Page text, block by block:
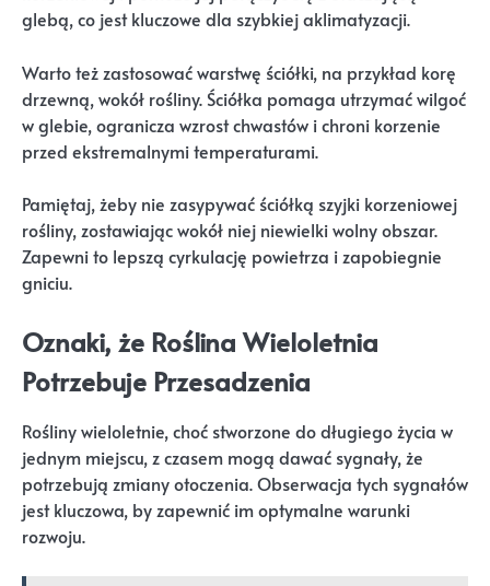
glebą, co jest kluczowe dla szybkiej aklimatyzacji.
Warto też zastosować warstwę ściółki, na przykład korę
drzewną, wokół rośliny. Ściółka pomaga utrzymać wilgoć
w glebie, ogranicza wzrost chwastów i chroni korzenie
przed ekstremalnymi temperaturami.
Pamiętaj, żeby nie zasypywać ściółką szyjki korzeniowej
rośliny, zostawiając wokół niej niewielki wolny obszar.
Zapewni to lepszą cyrkulację powietrza i zapobiegnie
gniciu.
Oznaki, że Roślina Wieloletnia
Potrzebuje Przesadzenia
Rośliny wieloletnie, choć stworzone do długiego życia w
jednym miejscu, z czasem mogą dawać sygnały, że
potrzebują zmiany otoczenia. Obserwacja tych sygnałów
jest kluczowa, by zapewnić im optymalne warunki
rozwoju.